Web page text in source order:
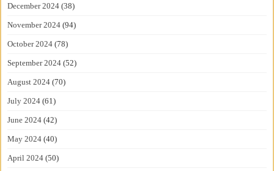
December 2024 (38)
November 2024 (94)
October 2024 (78)
September 2024 (52)
August 2024 (70)
July 2024 (61)
June 2024 (42)
May 2024 (40)
April 2024 (50)